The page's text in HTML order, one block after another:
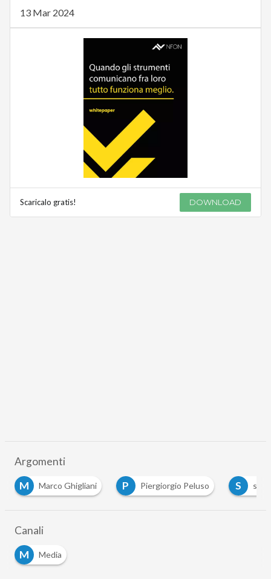
13 Mar 2024
Scaricalo gratis! DOWNLOAD
Argomenti
M
Marco Ghigliani P Piergiorgio Peluso S
Canali
M
Media